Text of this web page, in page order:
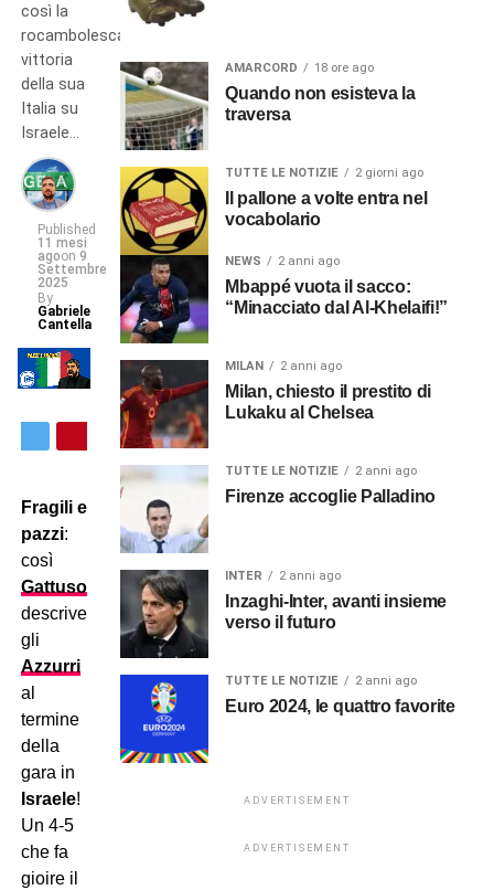
così la
rocambolesca
vittoria
della sua
Italia su
Israele…
Published
11 mesi
agoon 9
Settembre
2025
By
Gabriele
Cantella
Fragili e
pazzi:
così
Gattuso
descrive
gli
Azzurri
al
termine
della
gara in
Israele!
Un 4-5
che fa
gioire il
AMARCORD 18 ore ago
Quando non esisteva la
traversa
TUTTE LE NOTIZIE 2 giorni ago
Il pallone a volte entra nel
vocabolario
NEWS 2 anni ago
Mbappé vuota il sacco:
“Minacciato dal Al-Khelaifi!”
MILAN 2 anni ago
Milan, chiesto il prestito di
Lukaku al Chelsea
TUTTE LE NOTIZIE 2 anni ago
Firenze accoglie Palladino
INTER 2 anni ago
Inzaghi-Inter, avanti insieme
verso il futuro
TUTTE LE NOTIZIE 2 anni ago
Euro 2024, le quattro favorite
ADVERTISEMENT
ADVERTISEMENT